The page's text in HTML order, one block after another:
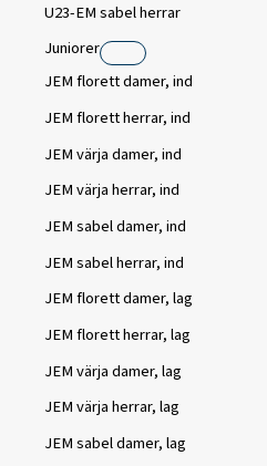
U23-EM sabel herrar
Juniorer
JEM florett damer, ind
JEM florett herrar, ind
JEM värja damer, ind
JEM värja herrar, ind
JEM sabel damer, ind
JEM sabel herrar, ind
JEM florett damer, lag
JEM florett herrar, lag
JEM värja damer, lag
JEM värja herrar, lag
JEM sabel damer, lag